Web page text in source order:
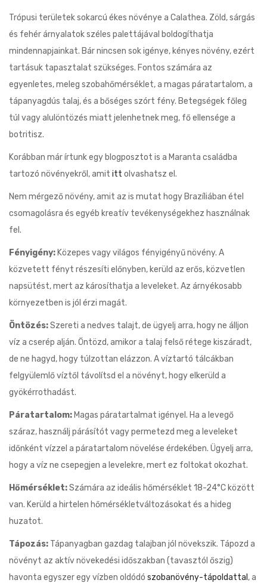
Trópusi területek sokarcú ékes növénye a Calathea. Zöld, sárgás
és fehér árnyalatok széles palettájával boldogíthatja
mindennapjainkat. Bár nincsen sok igénye, kényes növény, ezért
tartásuk tapasztalat szükséges. Fontos számára az
egyenletes, meleg szobahőmérséklet, a magas páratartalom, a
tápanyagdús talaj, és a bőséges szórt fény. Betegségek főleg
túl vagy alulöntözés miatt jelenhetnek meg, fő ellensége a
botritisz.
Korábban már írtunk egy blogposztot is a Maranta családba
tartozó növényekről, amit itt olvashatsz el.
Nem mérgező növény, amit az is mutat hogy Brazíliában étel
csomagolásra és egyéb kreatív tevékenységekhez használnak
fel.
Fényigény: Közepes vagy világos fényigényű növény. A
közvetett fényt részesíti előnyben, kerüld az erős, közvetlen
napsütést, mert az károsíthatja a leveleket. Az árnyékosabb
környezetben is jól érzi magát.
Öntözés:Szereti a nedves talajt, de ügyelj arra, hogy ne álljon
víz a cserép alján. Öntözd, amikor a talaj felső rétege kiszáradt,
de ne hagyd, hogy túlzottan elázzon. A víztartó tálcákban
felgyülemlő víztől távolítsd el a növényt, hogy elkerüld a
gyökérrothadást.
Páratartalom: Magas páratartalmat igényel. Ha a levegő
száraz, használj párásítót vagy permetezd meg a leveleket
időnként vízzel a páratartalom növelése érdekében. Ügyelj arra,
hogy a víz ne csepegjen a levelekre, mert ez foltokat okozhat.
Hőmérséklet:Számára az ideális hőmérséklet 18-24°C között
van. Kerüld a hirtelen hőmérsékletváltozásokat és a hideg
huzatot.
Tápozás: Tápanyagban gazdag talajban jól növekszik. Tápozd a
növényt az aktív növekedési időszakban (tavasztól őszig)
havonta egyszer egy vízben oldódó szobanövény-tápoldattal , a